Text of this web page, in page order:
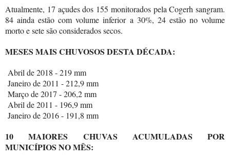
Atualmente, 17 açudes dos 155 monitorados pela Cogerh sangram.
84 ainda estão com volume inferior a 30%, 24 estão no volume
morto e sete são considerados secos.
MESES MAIS CHUVOSOS DESTA DÉCADA:
Abril de 2018 - 219 mm
Janeiro de 2011 - 212,9 mm
Março de 2017 - 206,2 mm
Abril de 2011 - 196,9 mm
Janeiro de 2016 - 191,8 mm
10 MAIORES CHUVAS ACUMULADAS POR
MUNICÍPIOS NO MÊS: